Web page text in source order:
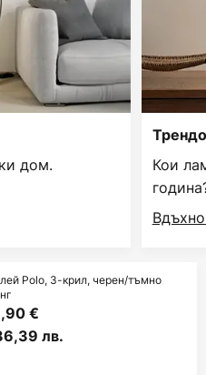
дом.
Кои
Polo, 3-крил, черен/тъмно
€
лв.